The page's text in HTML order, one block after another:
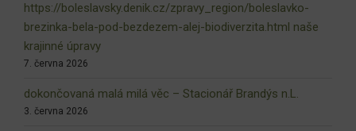
https://boleslavsky.denik.cz/zpravy_region/boleslavko-
brezinka-bela-pod-bezdezem-alej-biodiverzita.html naše
krajinné úpravy
7. června 2026
dokončovaná malá milá věc – Stacionář Brandýs n.L.
3. června 2026